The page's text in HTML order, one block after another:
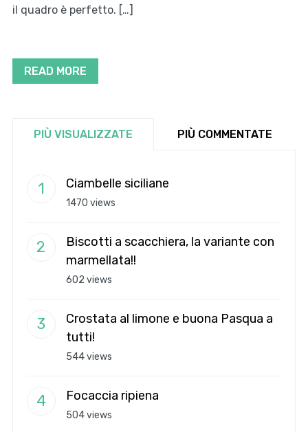
il quadro è perfetto. […]
READ MORE
PIÙ VISUALIZZATE PIÙ COMMENTATE
Ciambelle siciliane
1470 views
Biscotti a scacchiera, la variante con
marmellata!!
602 views
Crostata al limone e buona Pasqua a
tutti!
544 views
Focaccia ripiena
504 views